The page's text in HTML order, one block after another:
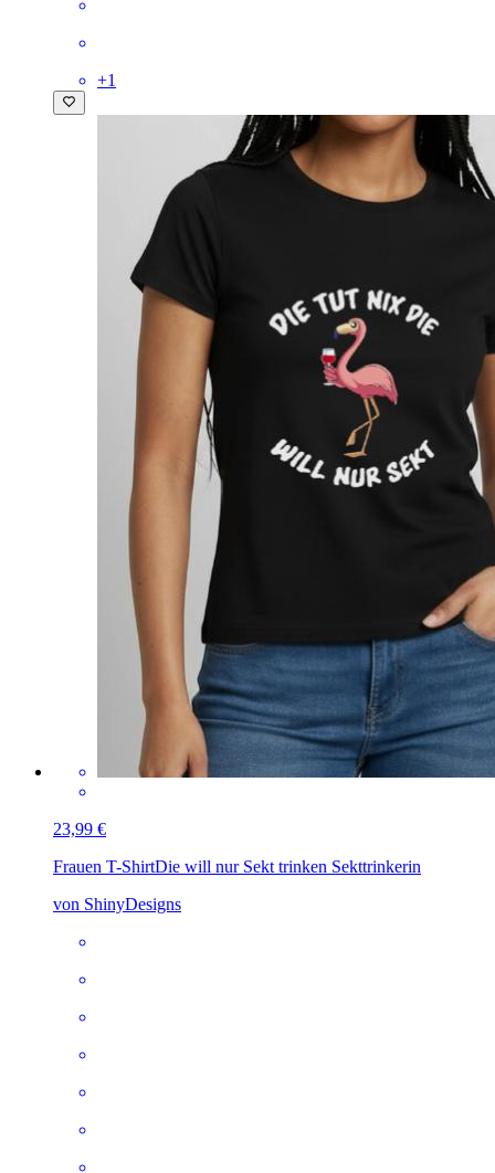
+1
23,99 €
Frauen T-ShirtDie will nur Sekt trinken Sekttrinkerin
von ShinyDesigns